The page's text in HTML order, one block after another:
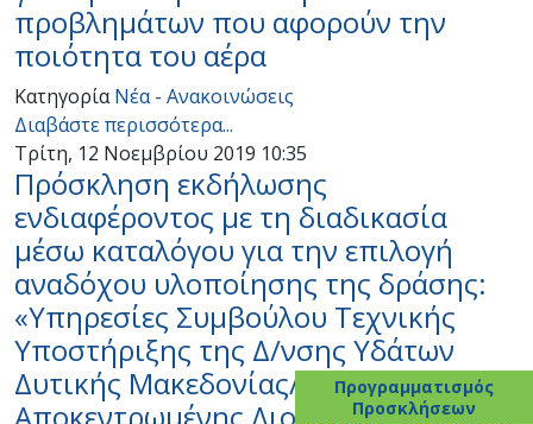
προβλημάτων που αφορούν την
ποιότητα του αέρα
Κατηγορία Νέα - Ανακοινώσεις
Διαβάστε περισσότερα...
Τρίτη, 12 Νοεμβρίου 2019 10:35
Πρόσκληση εκδήλωσης
ενδιαφέροντος με τη διαδικασία
μέσω καταλόγου για την επιλογή
αναδόχου υλοποίησης της δράσης:
«Υπηρεσίες Συμβούλου Τεχνικής
Υποστήριξης της Δ/νσης Υδάτων
Δυτικής Μακεδονίας/
Αποκεντρωμένης Διοίκησης Ηπείρου
Προγραμματισμός
Προσκλήσεων